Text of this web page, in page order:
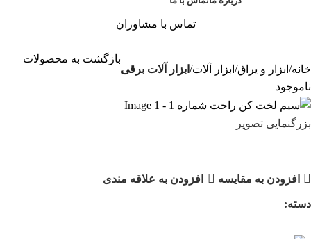
تماس با مشاوران
خانه ابزار و یراق ابزار آلات ابزار آلات برقی
بازگشت به محصولات
ناموجود
بزرگنمایی تصویر
افزودن به مقایسه افزودن به علاقه مندی
دسته: